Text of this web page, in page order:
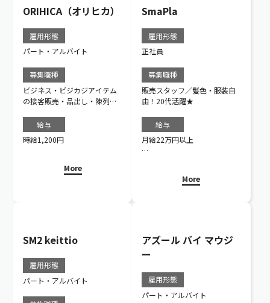
ORIHICA（オリヒカ）
雇用形態
パート・アルバイト
募集職種
ビジネス・ビジカジアイテム
の接客販売・品出し・陳列・
給与
時給1,200円
More
SmaPla
雇用形態
正社員
募集職種
販売スタッフ／髪色・服装自
由！20代活躍★
給与
月給22万円以上
給）】となります。
※研修期間中の休日休暇・福
利厚生に変わりはありませ
More
SM2 keittio
雇用形態
パート・アルバイト
アズール バイ マウジ
ー
雇用形態
パート・アルバイト